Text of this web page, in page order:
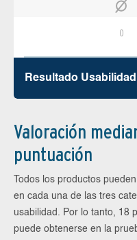
0
Resultado Usabilidad
Valoración
puntuación
Todos los productos
en cada una de las tres
usabilidad. Por lo tanto, 18
puede obtenerse en la